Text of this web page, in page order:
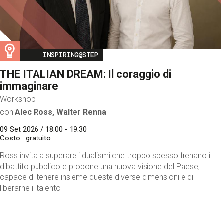
Image
INSPIRING@STEP
THE ITALIAN DREAM: Il coraggio di
immaginare
Workshop
con Alec Ross, Walter Renna
09 Set 2026 / 18:00 - 19:30
Costo
gratuito
Ross invita a superare i dualismi che troppo spesso frenano il
dibattito pubblico e propone una nuova visione del Paese,
capace di tenere insieme queste diverse dimensioni e di
liberarne il talento